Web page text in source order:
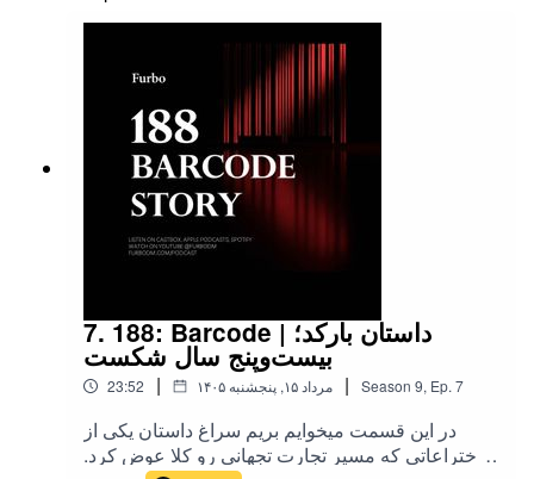
https://furbodm.com/podcast/
بلاگ شخصی من – رضا توکلی |RezaTavakoli.com
@r.t98
7. 188: Barcode | داستان بارکد؛
بیست‌وپنج سال شکست
23:52 | ۱۴۰۵ مرداد ۱۵, پنجشنبه | Season 9, Ep. 7
در این قسمت میخوایم بریم سراغ داستان یکی از
اختراعاتی که مسیر تجارت تجهانی رو کلا عوض کرد.